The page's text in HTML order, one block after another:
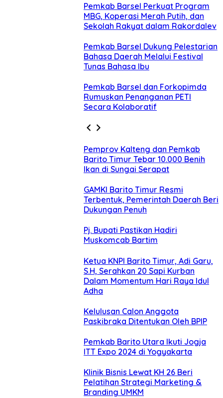
Pemkab Barsel Perkuat Program
MBG, Koperasi Merah Putih, dan
Sekolah Rakyat dalam Rakordalev
Pemkab Barsel Dukung Pelestarian
Bahasa Daerah Melalui Festival
Tunas Bahasa Ibu
Pemkab Barsel dan Forkopimda
Rumuskan Penanganan PETI
Secara Kolaboratif
Pemprov Kalteng dan Pemkab
Barito Timur Tebar 10.000 Benih
Ikan di Sungai Serapat
GAMKI Barito Timur Resmi
Terbentuk, Pemerintah Daerah Beri
Dukungan Penuh
Pj. Bupati Pastikan Hadiri
Muskomcab Bartim
Ketua KNPI Barito Timur, Adi Garu,
S.H, Serahkan 20 Sapi Kurban
Dalam Momentum Hari Raya Idul
Adha
Kelulusan Calon Anggota
Paskibraka Ditentukan Oleh BPIP
Pemkab Barito Utara Ikuti Jogja
ITT Expo 2024 di Yogyakarta
Klinik Bisnis Lewat KH 26 Beri
Pelatihan Strategi Marketing &
Branding UMKM